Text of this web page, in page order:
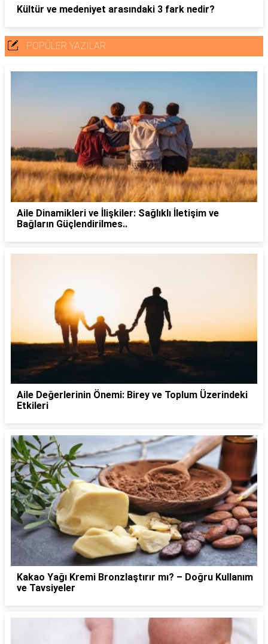
Kültür ve medeniyet arasındaki 3 fark nedir?
POPÜLER YAZILAR
Aile Dinamikleri ve İlişkiler: Sağlıklı İletişim ve
Bağların Güçlendirilmes..
Aile Değerlerinin Önemi: Birey ve Toplum Üzerindeki
Etkileri
Kakao Yağı Kremi Bronzlaştırır mı? – Doğru Kullanım
ve Tavsiyeler